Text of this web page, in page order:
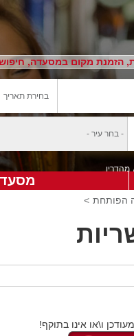
הזמנת מקום במסעדה,
מהדרין
הפותחת >
ו\או אינו בתוקף!